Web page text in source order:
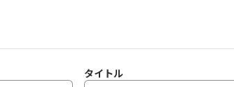
タイトル